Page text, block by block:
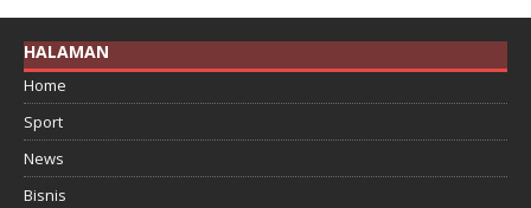
HALAMAN
Home
Sport
News
Bisnis